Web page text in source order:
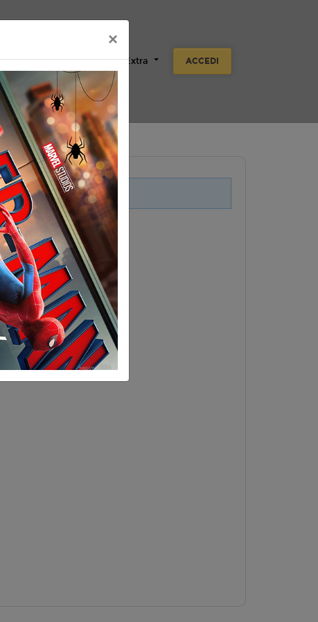
Scuole Aziende Extra ACCEDI
legati a questo evento.
×